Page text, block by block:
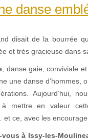
danse
disait de la bourrée
et très gracieuse dans
, danse gaie, conviviale
une danse d’hommes,
Aujourd’hui,
à mettre en valeur
ce, avec les
vous à Issy-les-